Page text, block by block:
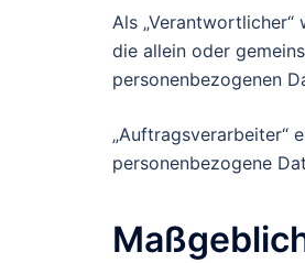
Als
die allein oder
personenbezogenen
„Auftragsverarbeiter“
personenbezogene